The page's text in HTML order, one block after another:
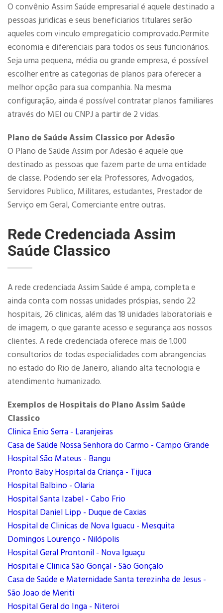
O convênio Assim Saúde empresarial é aquele destinado a
pessoas juridicas e seus beneficiarios titulares serão
aqueles com vinculo empregaticio comprovado.Permite
economia e diferenciais para todos os seus funcionários.
Seja uma pequena, média ou grande empresa, é possível
escolher entre as categorias de planos para oferecer a
melhor opção para sua companhia. Na mesma
configuração, ainda é possível contratar planos familiares
através do MEI ou CNPJ a partir de 2 vidas.​
Plano de Saúde Assim Classico por Adesão
O Plano de Saúde Assim por Adesão é aquele que
destinado as pessoas que fazem parte de uma entidade
de classe. Podendo ser ela: Professores, Advogados,
Servidores Publico, Militares, estudantes, Prestador de
Serviço em Geral, Comerciante entre outras.
Rede Credenciada Assim
Saúde Classico
A rede credenciada Assim Saúde é ampa, completa e
ainda conta com nossas unidades próspias, sendo 22
hospitais, 26 clinicas, além das 18 unidades laboratoriais e
de imagem, o que garante acesso e segurança aos nossos
clientes. A rede credenciada oferece mais de 1.000
consultorios de todas especialidades com abrangencias
no estado do Rio de Janeiro, aliando alta tecnologia e
atendimento humanizado.
Exemplos de Hospitais do Plano Assim Saúde
Classico
Clinica Enio Serra - Laranjeiras
Casa de Saúde Nossa Senhora do Carmo - Campo Grande
Hospital São Mateus - Bangu
Pronto Baby Hospital da Criança - Tijuca
Hospital Balbino - Olaria
Hospital Santa Izabel - Cabo Frio
Hospital Daniel Lipp - Duque de Caxias
Hospital de Clinicas de Nova Iguacu - Mesquita
Domingos Lourenço - Nilópolis
Hospital Geral Prontonil - Nova Iguaçu
Hospital e Clinica São Gonçal - São Gonçalo
Casa de Saúde e Maternidade Santa terezinha de Jesus -
São Joao de Meriti
Hospital Geral do Inga - Niteroi